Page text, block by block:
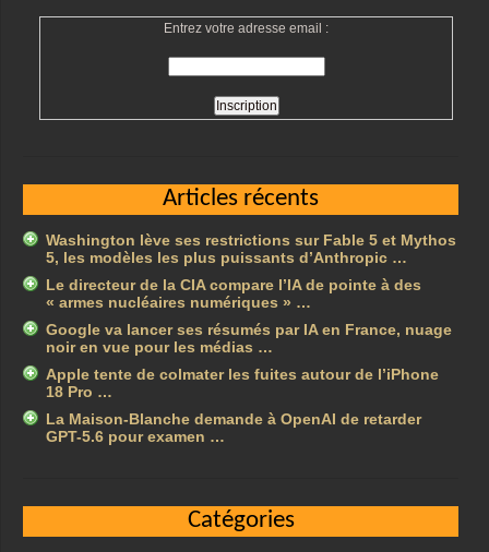
Entrez votre adresse email :
Articles récents
Washington lève ses restrictions sur Fable 5 et Mythos
5, les modèles les plus puissants d’Anthropic …
Le directeur de la CIA compare l’IA de pointe à des
« armes nucléaires numériques » …
Google va lancer ses résumés par IA en France, nuage
noir en vue pour les médias …
Apple tente de colmater les fuites autour de l’iPhone
18 Pro …
La Maison-Blanche demande à OpenAI de retarder
GPT-5.6 pour examen …
Catégories